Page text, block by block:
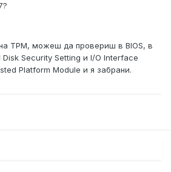
TPM, можеш да провериш в BIOS, в
Security Setting и I/O Interface
Platform Module и я забрани.